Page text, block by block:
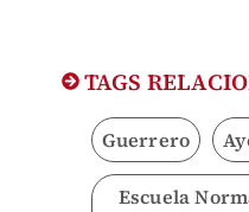
TAGS
Guerrero
Escuela